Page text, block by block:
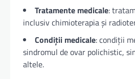
Tratamente medicale:
inclusiv chimioterapia și
Condiții medicale: condiții
sindromul de ovar polichistic,
altele.